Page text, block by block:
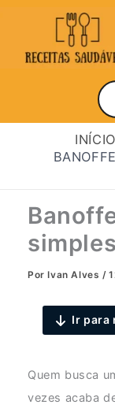
INÍCIO
Por Ivan Alves/
Ir para
Quem busca
vezes acaba